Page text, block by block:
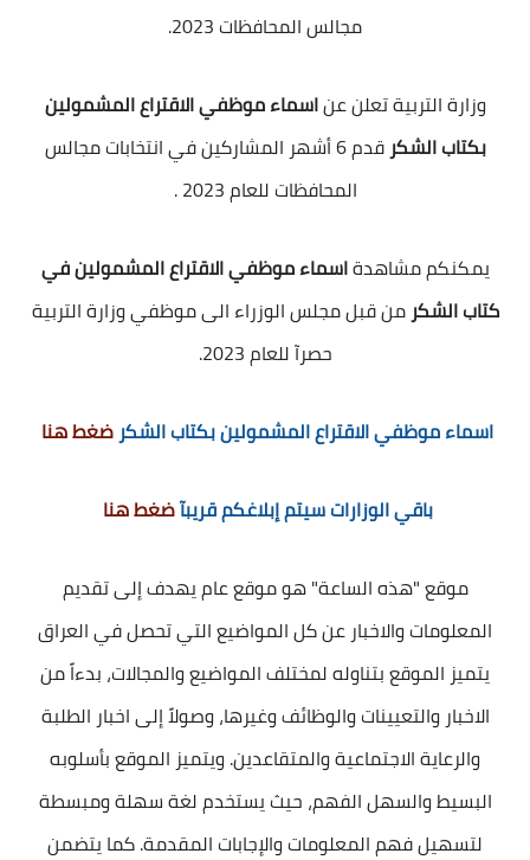
مجالس المحافظات 2023.
وزارة التربية تعلن عناسماء موظفي الاقتراع المشمولين
بكتاب الشكر
قدم 6 أشهر المشاركين في انتخابات مجالس
المحافظات للعام 2023 .
يمكنكم مشاهدةاسماء موظفي الاقتراع المشمولين في
كتاب الشكرمن قبل مجلس الوزراء الى موظفي وزارة التربية
حصرآ للعام 2023.
اسماء موظفي الاقتراع المشمولين بكتاب الشكرضغط هنا
باقي الوزارات سيتم إبلاغكم قريبآضغط هنا
موقع "هذه الساعة" هو موقع عام يهدف إلى تقديم
المعلومات والاخبار عن كل المواضيع التي تحصل في العراق
يتميز الموقع بتناوله لمختلف المواضيع والمجالات، بدءاً من
الاخبار والتعيينات والوظائف وغيرها، وصولاً إلى اخبار الطلبة
والرعاية الاجتماعية والمتقاعدين. ويتميز الموقع بأسلوبه
البسيط والسهل الفهم، حيث يستخدم لغة سهلة ومبسطة
لتسهيل فهم المعلومات والإجابات المقدمة. كما يتضمن